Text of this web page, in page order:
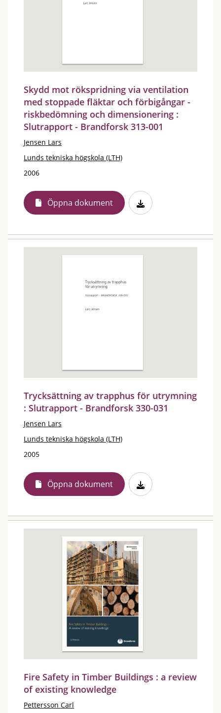
Skydd mot rökspridning via ventilation
med stoppade fläktar och förbigångar -
riskbedömning och dimensionering :
Slutrapport - Brandforsk 313-001
Jensen Lars
Lunds tekniska högskola (LTH)
2006
Öppna dokument
Trycksättning av trapphus för utrymning
: Slutrapport - Brandforsk 330-031
Jensen Lars
Lunds tekniska högskola (LTH)
2005
Öppna dokument
Fire Safety in Timber Buildings : a review
of existing knowledge
Pettersson Carl